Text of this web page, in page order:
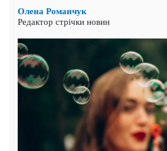
Олена Романчук
Редактор стрічки новин